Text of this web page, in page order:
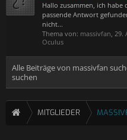
Hallo zusammen, ich
passende Antwort
nicht...
Thema von: massivfan, 29.
Oculus
Alle Beiträge von massivfan
suchen
MITGLIEDER